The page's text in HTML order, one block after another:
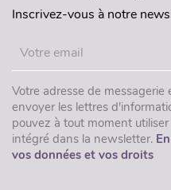
Inscrivez-vous à notre
Votre adresse de
envoyer les lettres
pouvez à tout moment
intégré dans la newsletter.
vos données et vos droits